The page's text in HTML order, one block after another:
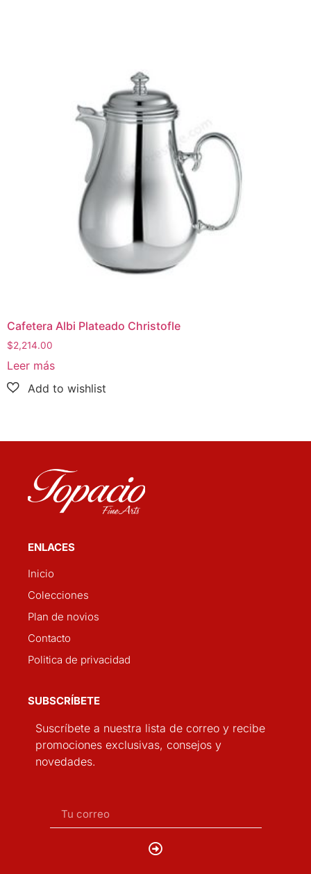
Cafetera Albi Plateado Christofle
$2,214.00
Leer más
ENLACES
Inicio
Colecciones
Plan de novios
Contacto
Politica de privacidad
SUBSCRÍBETE
Suscríbete a nuestra lista de correo y recibe
promociones exclusivas, consejos y
novedades.